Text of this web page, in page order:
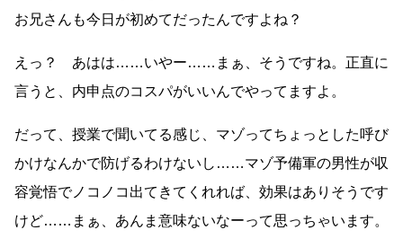
お兄さんも今日が初めてだったんですよね？
えっ？ あはは……いやー……まぁ、そうですね。正直に
言うと、内申点のコスパがいいんでやってますよ。
だって、授業で聞いてる感じ、マゾってちょっとした呼び
かけなんかで防げるわけないし……マゾ予備軍の男性が収
容覚悟でノコノコ出てきてくれれば、効果はありそうです
けど……まぁ、あんま意味ないなーって思っちゃいます。